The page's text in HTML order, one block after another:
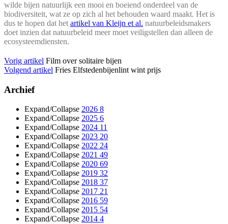
wilde bijen natuurlijk een mooi en boeiend onderdeel van de
biodiversiteit, wat ze op zich al het behouden waard maakt. Het is
dus te hopen dat het artikel van Kleijn et al. natuurbeleidsmakers
doet inzien dat natuurbeleid meer moet veiligstellen dan alleen de
ecosysteemdiensten.
Vorig artikel Film over solitaire bijen
Volgend artikel Fries Elfstedenbijenlint wint prijs
Archief
Expand/Collapse 2026 8
Expand/Collapse 2025 6
Expand/Collapse 2024 11
Expand/Collapse 2023 20
Expand/Collapse 2022 24
Expand/Collapse 2021 49
Expand/Collapse 2020 69
Expand/Collapse 2019 32
Expand/Collapse 2018 37
Expand/Collapse 2017 21
Expand/Collapse 2016 59
Expand/Collapse 2015 54
Expand/Collapse 2014 4